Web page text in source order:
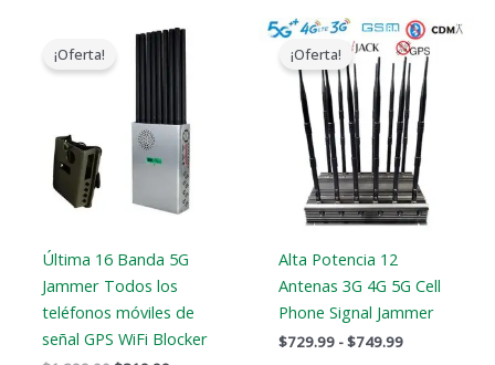
¡Oferta!
Última 16 Banda 5G
Jammer Todos los
teléfonos móviles de
señal GPS WiFi Blocker
precio
original
El
es:
¡Oferta!
Alta Potencia 12
Antenas 3G 4G 5G Cell
Phone Signal Jammer
$729.99 -$749.99
Gama
de
precios:
$729.99
a
$749.99